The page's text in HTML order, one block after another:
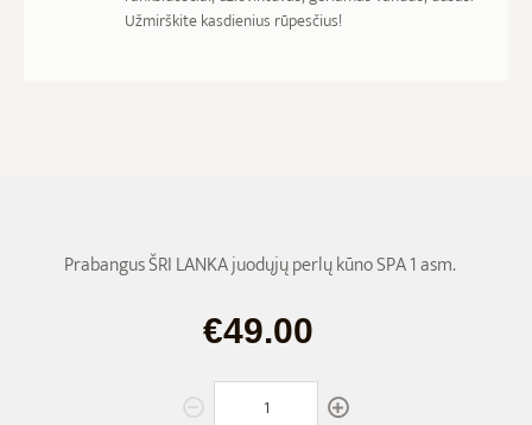
Užmirškite kasdienius rūpesčius!
Prabangus ŠRI LANKA juodųjų perlų kūno SPA 1 asm.
€49.00